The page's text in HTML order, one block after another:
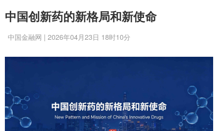
中国创新药的新格局和新使命
中国金融网 | 2026年04月23日 18时10分